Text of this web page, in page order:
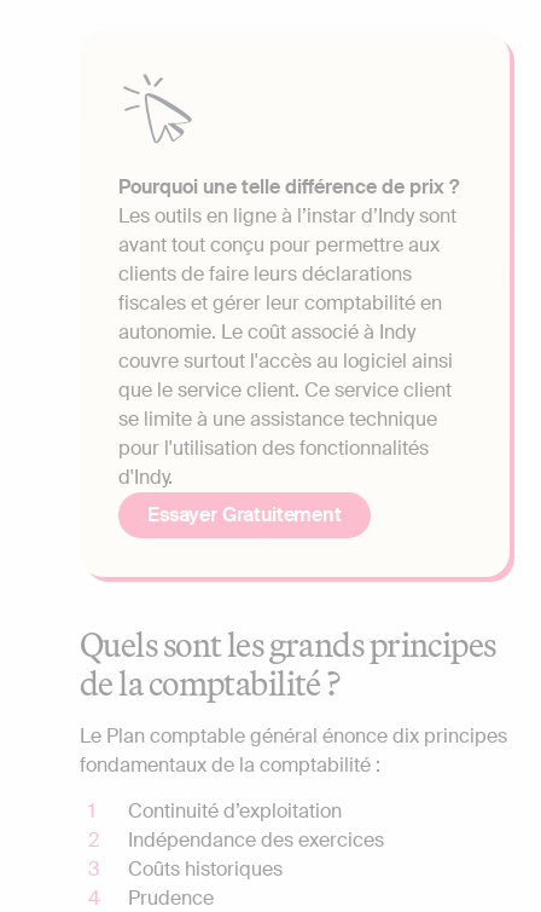
Pourquoi une telle différence de prix ?
Les outils en ligne à l’instar d’Indy sont
avant tout conçu pour permettre aux
clients de faire leurs déclarations
fiscales et gérer leur comptabilité en
autonomie. Le coût associé à Indy
couvre surtout l'accès au logiciel ainsi
que le service client. Ce service client
se limite à une assistance technique
pour l'utilisation des fonctionnalités
d'Indy.
Essayer Gratuitement
Quels sont les grands principes
de la comptabilité ?
Le Plan comptable général énonce dix principes
fondamentaux de la comptabilité :
Continuité d’exploitation
Indépendance des exercices
Coûts historiques
Prudence